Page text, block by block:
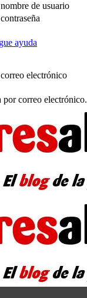
de usuario
ayuda
electrónico
por correo electrónico.